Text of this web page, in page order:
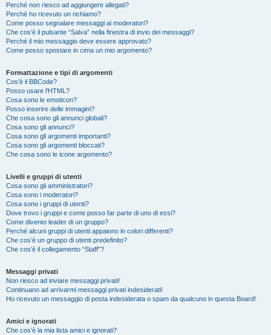
Perché non riesco ad aggiungere allegati?
Perché ho ricevuto un richiamo?
Come posso segnalare messaggi ai moderatori?
Che cos’è il pulsante “Salva” nella finestra di invio dei messaggi?
Perché il mio messaggio deve essere approvato?
Come posso spostare in cima un mio argomento?
Formattazione e tipi di argomenti
Cos’è il BBCode?
Posso usare l’HTML?
Cosa sono le emoticon?
Posso inserire delle immagini?
Che cosa sono gli annunci globali?
Cosa sono gli annunci?
Cosa sono gli argomenti importanti?
Cosa sono gli argomenti bloccati?
Che cosa sono le icone argomento?
Livelli e gruppi di utenti
Cosa sono gli amministratori?
Cosa sono i moderatori?
Cosa sono i gruppi di utenti?
Dove trovo i gruppi e come posso far parte di uno di essi?
Come divento leader di un gruppo?
Perché alcuni gruppi di utenti appaiono in colori differenti?
Che cos’è un gruppo di utenti predefinito?
Che cos’è il collegamento “Staff”?
Messaggi privati
Non riesco ad inviare messaggi privati!
Continuano ad arrivarmi messaggi privati indesiderati!
Ho ricevuto un messaggio di posta indesiderata o spam da qualcuno in questa Board!
Amici e ignorati
Che cos’è la mia lista amici e ignorati?